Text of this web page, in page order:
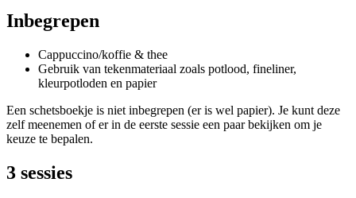
Inbegrepen
Cappuccino/koffie & thee
Gebruik van tekenmateriaal zoals potlood, fineliner,
kleurpotloden en papier
Een schetsboekje is niet inbegrepen (er is wel papier). Je kunt deze
zelf meenemen of er in de eerste sessie een paar bekijken om je
keuze te bepalen.
3 sessies